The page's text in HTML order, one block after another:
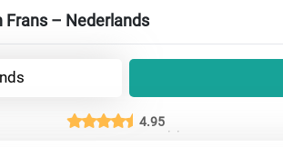
Frans – Nederlands
4.95